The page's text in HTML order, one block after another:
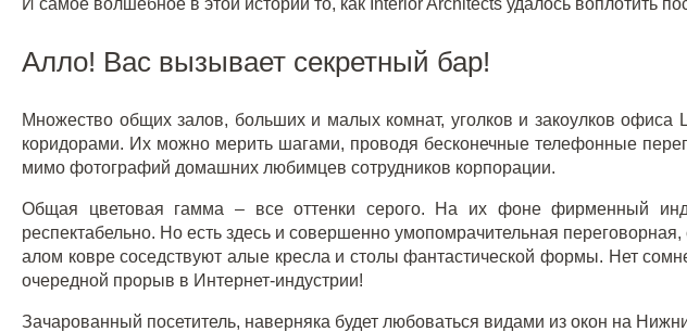
И самое волшебное в этой истории то, как Interior Architects удалось воплотить
Алло! Вас вызывает секретный бар!
Множество общих залов, больших и малых комнат, уголков и закоулков офиса
коридорами. Их можно мерить шагами, проводя бесконечные телефонные
мимо фотографий домашних любимцев сотрудников корпорации.
Общая цветовая гамма – все оттенки серого. На их фоне фирменный
респектабельно. Но есть здесь и совершенно умопомрачительная
алом ковре соседствуют алые кресла и столы фантастической формы. Нет
очередной прорыв в Интернет-индустрии!
Зачарованный посетитель, наверняка будет любоваться видами из окон на